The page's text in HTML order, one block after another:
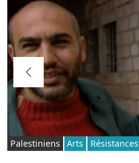
Palestiniens Arts Résistances